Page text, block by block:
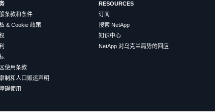
条款和条件
& Cookie 政策
使用条款
制和人口贩运声明
碍使用
RESOURCES
订阅
搜索 NetApp
知识中心
NetApp 对乌克兰局势的回应